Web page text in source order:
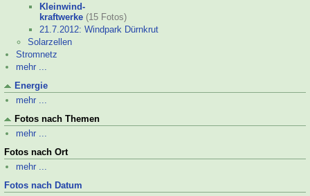
Kleinwind-
kraftwerke (15 Fotos)
21.7.2012: Windpark Dürnkrut
Solarzellen
Stromnetz
mehr ...
Energie
mehr ...
Fotos nach Themen
mehr ...
Fotos nach Ort
mehr ...
Fotos nach Datum